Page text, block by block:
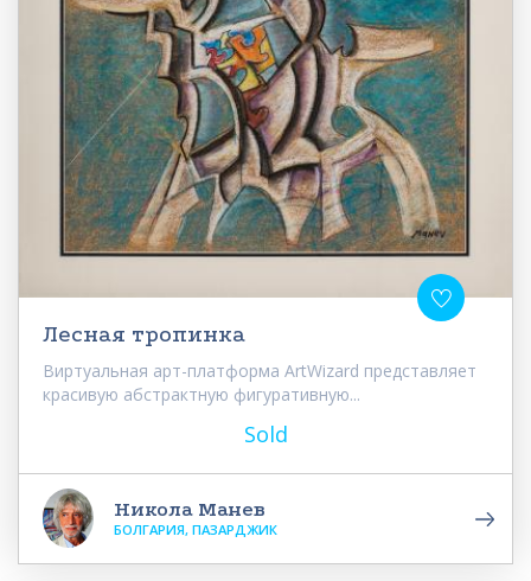
Лесная тропинка
Виртуальная арт-платформа ArtWizard представляет
красивую абстрактную фигуративную...
Sold
Никола Манев
БОЛГАРИЯ, ПАЗАРДЖИК